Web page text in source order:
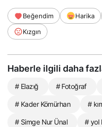
Beğendim Harika
Kızgın
Haberle ilgili daha
# Elazığ # Fotoğraf
# Kader Kömürhan #
# Simge Nur Ünal # yol